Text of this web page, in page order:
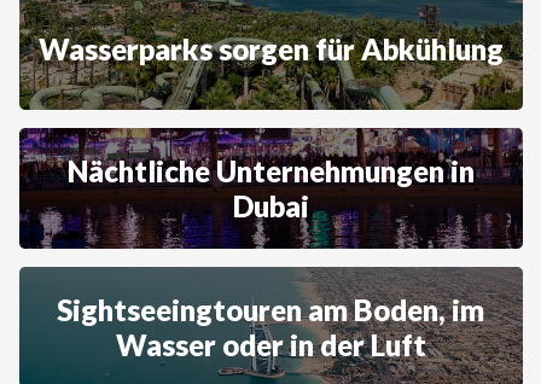
Wasserparks sorgen für Abkühlung
Nächtliche Unternehmungen in
Dubai
Sightseeingtouren am Boden, im
Wasser oder in der Luft